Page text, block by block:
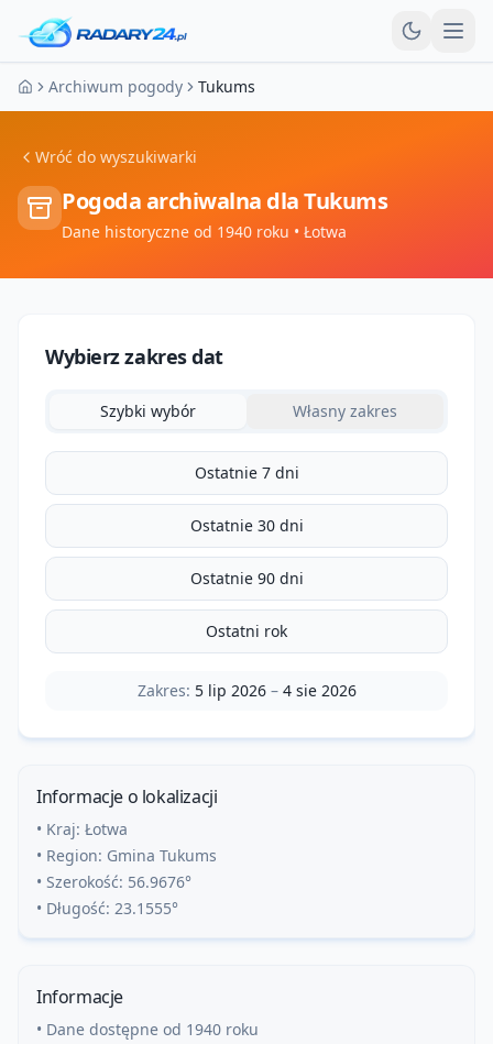
Strona główna
Archiwum pogody Tukums
Wróć do wyszukiwarki
Pogoda archiwalna dlaTukums
Dane historyczne od 1940 roku • Łotwa
Wybierz zakres dat
Szybki wybór Własny zakres
Ostatnie 7 dni
Ostatnie 30 dni
Ostatnie 90 dni
Ostatni rok
Zakres: 5 lip 2026– 4 sie 2026
Informacje o lokalizacji
• Kraj: Łotwa
• Region: Gmina Tukums
• Szerokość: 56.9676°
• Długość: 23.1555°
Informacje
• Dane dostępne od 1940 roku